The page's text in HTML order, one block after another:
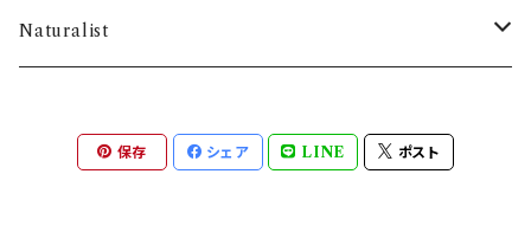
・SILKシャツ
・SILK腹巻き
Naturalist
保存 シェア LINE ポスト